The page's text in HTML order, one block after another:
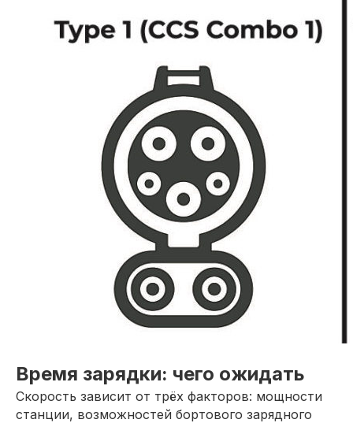
Время зарядки: чего ожидать
Скорость зависит от трёх факторов: мощности
станции, возможностей бортового зарядного